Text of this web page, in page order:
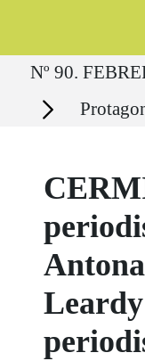
Ruta del sitio
Nº 90.
Secciones